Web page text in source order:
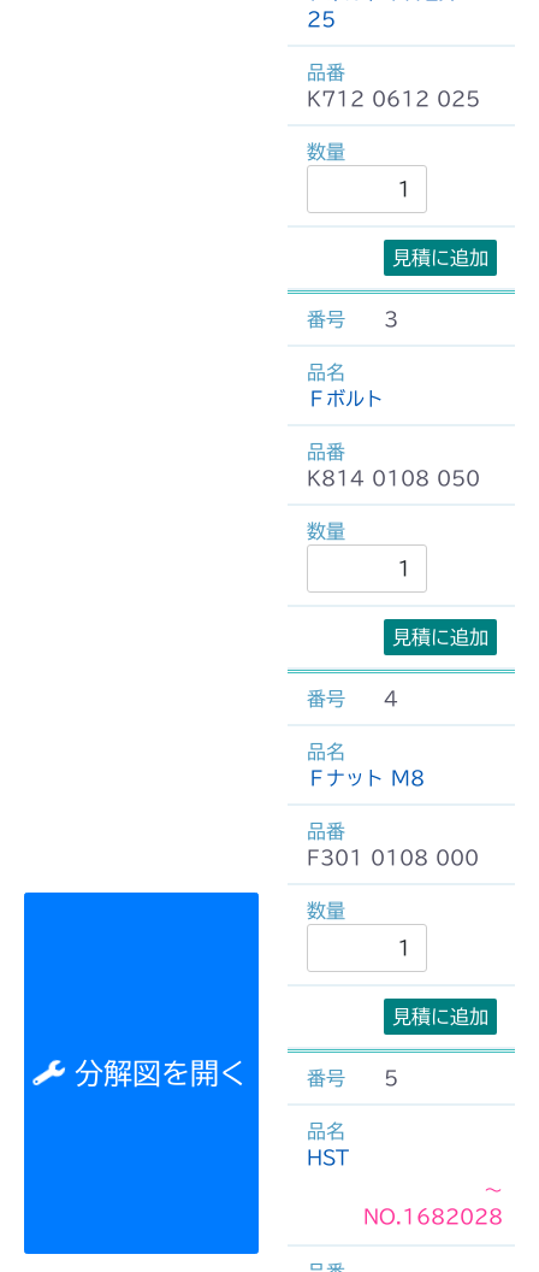
分解図を開く
25
K712 0612 025
見積に追加
3
Ｆボルト
K814 0108 050
見積に追加
4
Ｆナット M8
F301 0108 000
見積に追加
5
HST
～
NO.1682028